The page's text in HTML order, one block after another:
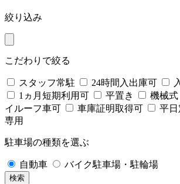
絞り込み
こだわりで絞る
スタッフ常駐 24時間入出庫可
1ヵ月短期利用可
平置き 機械式
イルーフ車可
車庫証明取得可 平日
専用
駐車場の種類を選ぶ
自動車 バイク駐車場・駐輪場
検索